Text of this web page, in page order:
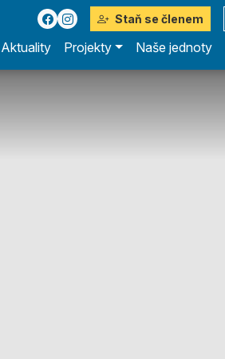
Staň se členem
Aktuality Projekty Naše jednoty